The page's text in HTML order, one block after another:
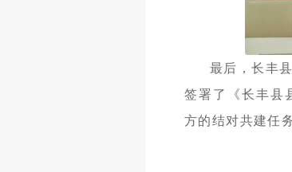
最后，长丰
签署了《长丰县
方的结对共建任